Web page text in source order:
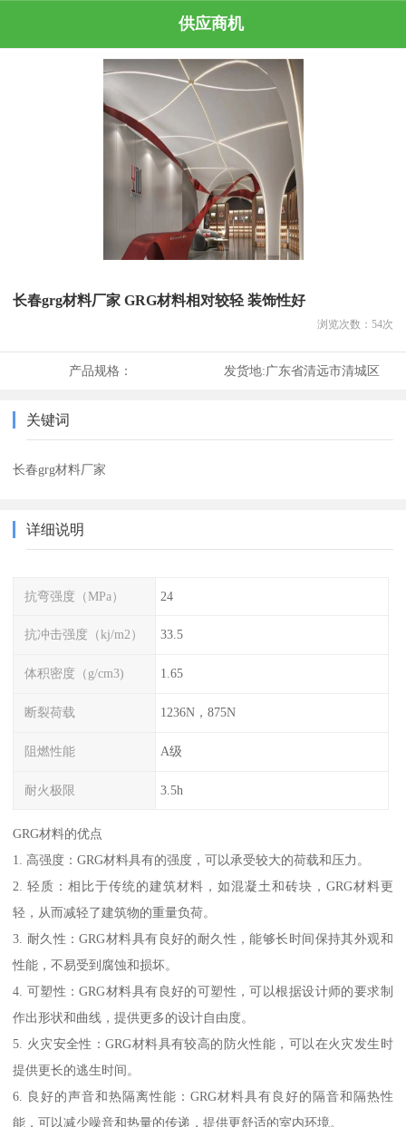
供应商机
长春grg材料厂家 GRG材料相对较轻 装饰性好
浏览次数： 54次
产品规格： 发货地:广东省清远市清城区
关键词
长春grg材料厂家
详细说明
抗弯强度（MPa） 24
抗冲击强度（kj/m2） 33.5
体积密度（g/cm3) 1.65
断裂荷载 1236N，875N
阻燃性能 A级
耐火极限 3.5h
GRG材料的优点
1. 高强度：GRG材料具有的强度，可以承受较大的荷载和压力。
2. 轻质：相比于传统的建筑材料，如混凝土和砖块，GRG材料更
轻，从而减轻了建筑物的重量负荷。
3. 耐久性：GRG材料具有良好的耐久性，能够长时间保持其外观和
性能，不易受到腐蚀和损坏。
4. 可塑性：GRG材料具有良好的可塑性，可以根据设计师的要求制
作出形状和曲线，提供更多的设计自由度。
5. 火灾安全性：GRG材料具有较高的防火性能，可以在火灾发生时
提供更长的逃生时间。
6. 良好的声音和热隔离性能：GRG材料具有良好的隔音和隔热性
能，可以减少噪音和热量的传递，提供更舒适的室内环境。